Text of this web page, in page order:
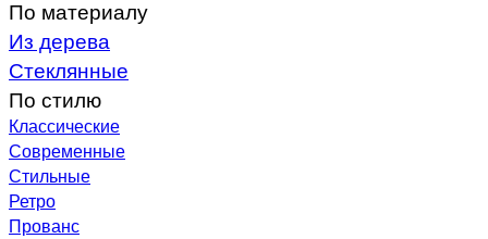
По материалу
Из дерева
Стеклянные
По стилю
Классические
Современные
Стильные
Ретро
Прованс